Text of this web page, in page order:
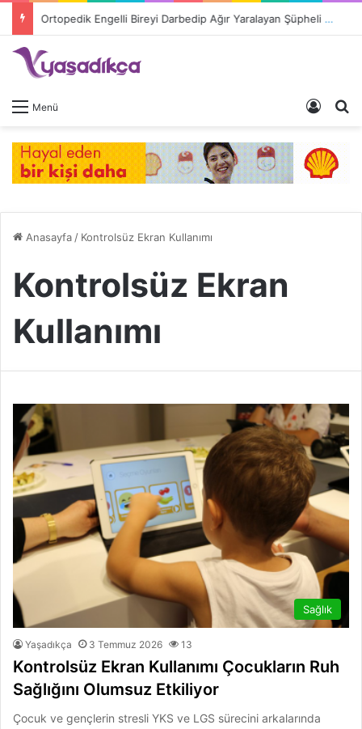
Ortopedik Engelli Bireyi Darbedip Ağır Yaralayan Şüpheli Tutuklandı
Menü Giriş
Anasayfa/ Kontrolsüz Ekran Kullanımı
Kontrolsüz Ekran
Kullanımı
Sağlık
Yaşadıkça 3 Temmuz 2026 13
Kontrolsüz Ekran Kullanımı Çocukların Ruh
Sağlığını Olumsuz Etkiliyor
Çocuk ve gençlerin stresli YKS ve LGS sürecini arkalarında